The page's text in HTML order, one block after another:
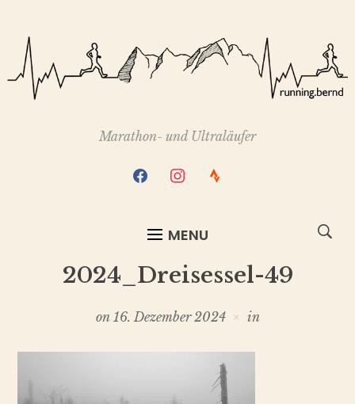
Marathon- und Ultraläufer
facebookinstagram
strava
MENU
2024_Dreisessel-49
on 16. Dezember 2024 in